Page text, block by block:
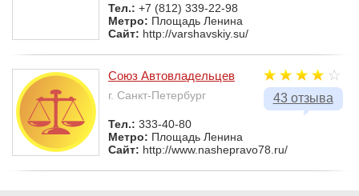
Тел.: +7 (812) 339-22-98
Метро: Площадь Ленина
Сайт: http://varshavskiy.su/
43 отзыва
Союз Автовладельцев
г. Санкт-Петербург
Тел.: 333-40-80
Метро: Площадь Ленина
Сайт: http://www.nashepravo78.ru/